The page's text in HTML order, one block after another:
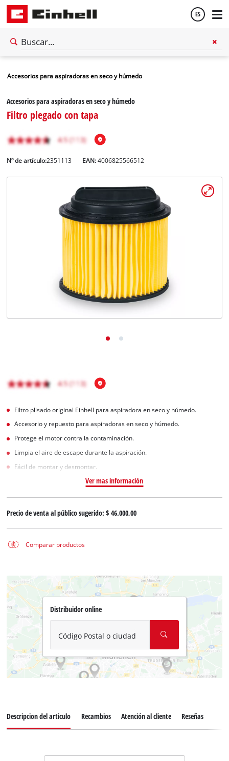
ES
Accesorios para aspiradoras en seco y húmedo
Accesorios para aspiradoras en seco y húmedo
Filtro plegado con tapa
Nº de artículo:2351113 EAN:4006825566512
Filtro plisado original Einhell para aspiradora en seco y húmedo.
Accesorio y repuesto para aspiradoras en seco y húmedo.
Protege el motor contra la contaminación.
Limpia el aire de escape durante la aspiración.
Fácil de montar y desmontar.
Ver mas información
Precio de venta al público sugerido:$ 46.000,00
Comparar productos
Distribuidor online
Código Postal o ciudad
Descripcion del articulo Recambios Atención al cliente Reseñas